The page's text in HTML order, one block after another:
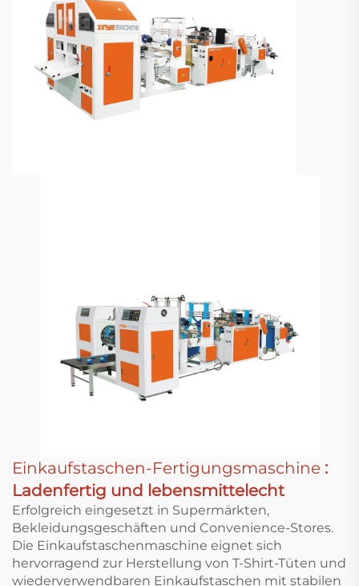
Einkaufstaschen-Fertigungsmaschine :
Ladenfertig und lebensmittelecht
Erfolgreich eingesetzt in Supermärkten,
Bekleidungsgeschäften und Convenience-Stores.
Die Einkaufstaschenmaschine eignet sich
hervorragend zur Herstellung von T-Shirt-Tüten und
wiederverwendbaren Einkaufstaschen mit stabilen